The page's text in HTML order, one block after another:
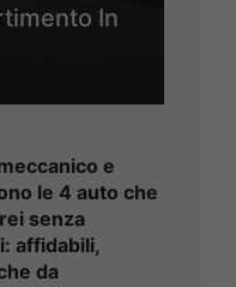
In
e
le 4 auto che
senza
affidabili,
da